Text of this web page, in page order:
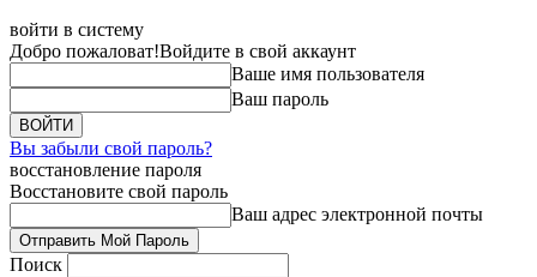
войти в систему
Добро пожаловат!Войдите в свой аккаунт
Ваше имя пользователя
Ваш пароль
Вы забыли свой пароль?
восстановление пароля
Восстановите свой пароль
Ваш адрес электронной почты
Поиск